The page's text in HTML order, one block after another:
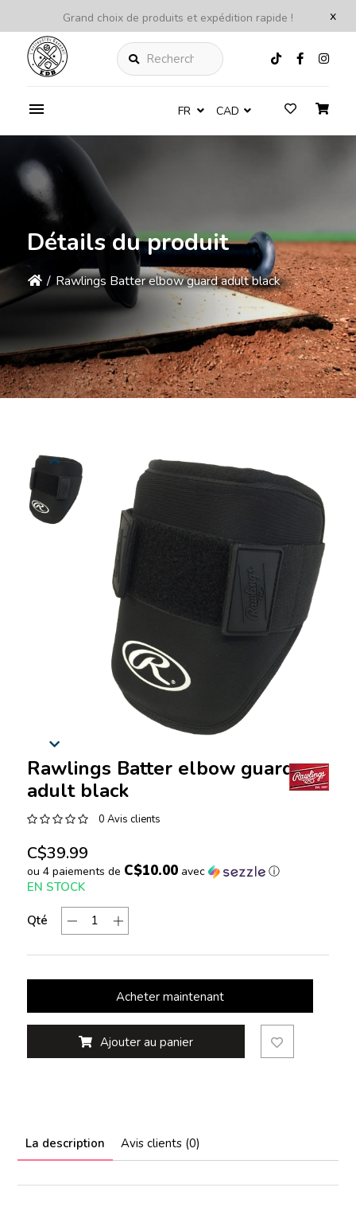
x
Grand choix de produits et expédition rapide !
Rechercher
FR CAD
Détails du produit
/ Rawlings Batter elbow guard adult black
Rawlings Batter elbow guard
adult black
0 Avis clients
C$39.99
ou 4 paiements de C$10.00avec ⓘ
EN STOCK
Qté
Acheter maintenant
Ajouter au panier
La description Avis clients (0)